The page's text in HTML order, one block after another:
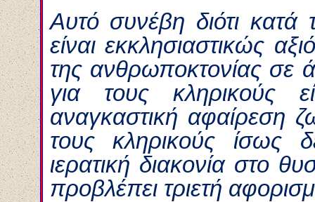
Αυτό συνέβη διότι
είναι εκκλησιαστικώς
της ανθρωποκτονίας σε
για τους κληρικούς
αναγκαστική αφαίρεση
τους κληρικούς ίσως
ιερατική διακονία στο
προβλέπει τριετή